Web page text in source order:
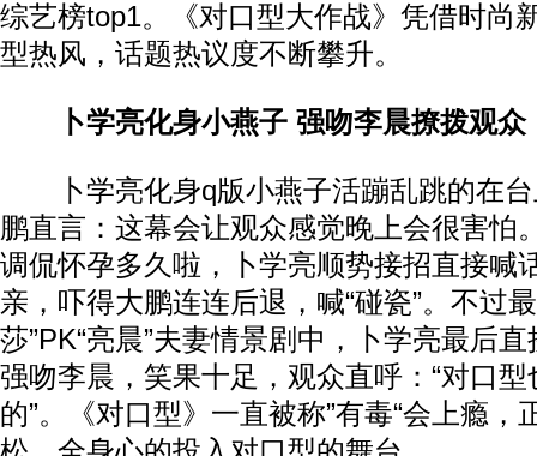
综艺榜top1。《对口型大作战》凭借时尚
型热风，话题热议度不断攀升。
卜学亮化身小燕子 强吻李晨撩拨观众
卜学亮化身q版小燕子活蹦乱跳的在台
鹏直言：这幕会让观众感觉晚上会很害怕
调侃怀孕多久啦，卜学亮顺势接招直接喊
亲，吓得大鹏连连后退，喊“碰瓷”。不过
莎”PK“亮晨”夫妻情景剧中，卜学亮最后
强吻李晨，笑果十足，观众直呼：“对口
的”。《对口型》一直被称”有毒“会上瘾，